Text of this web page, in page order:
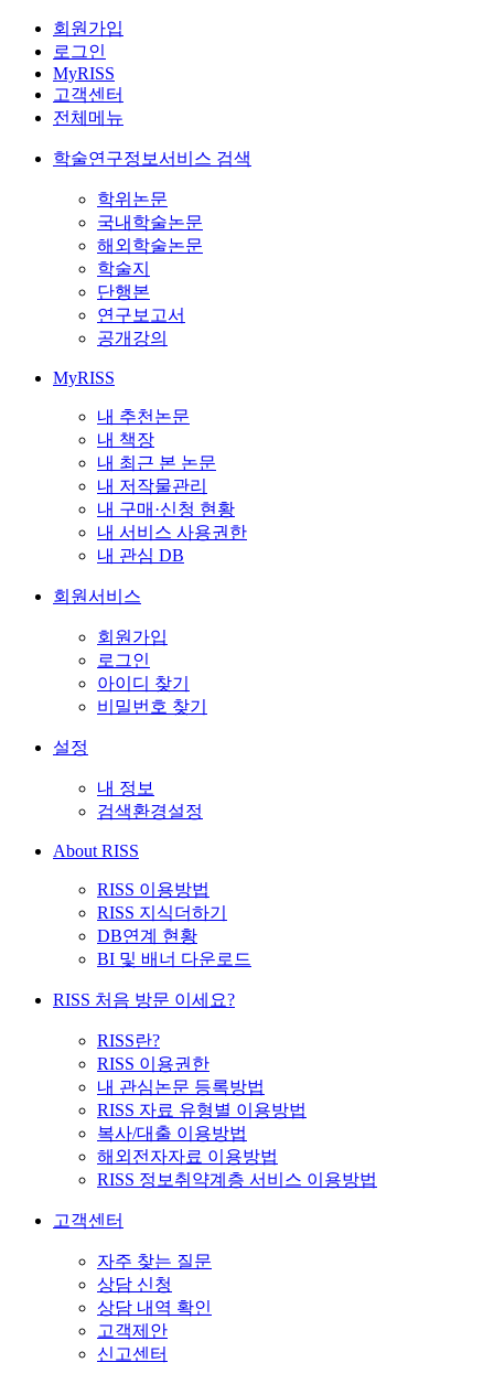
회원가입
로그인
MyRISS
고객센터
전체메뉴
학술연구정보서비스 검색
학위논문
국내학술논문
해외학술논문
학술지
단행본
연구보고서
공개강의
MyRISS
내 추천논문
내 책장
내 최근 본 논문
내 저작물관리
내 구매·신청 현황
내 서비스 사용권한
내 관심 DB
회원서비스
회원가입
로그인
아이디 찾기
비밀번호 찾기
설정
내 정보
검색환경설정
About RISS
RISS 이용방법
RISS 지식더하기
DB연계 현황
BI 및 배너 다운로드
RISS 처음 방문 이세요?
RISS란?
RISS 이용권한
내 관심논문 등록방법
RISS 자료 유형별 이용방법
복사/대출 이용방법
해외전자자료 이용방법
RISS 정보취약계층 서비스 이용방법
고객센터
자주 찾는 질문
상담 신청
상담 내역 확인
고객제안
신고센터